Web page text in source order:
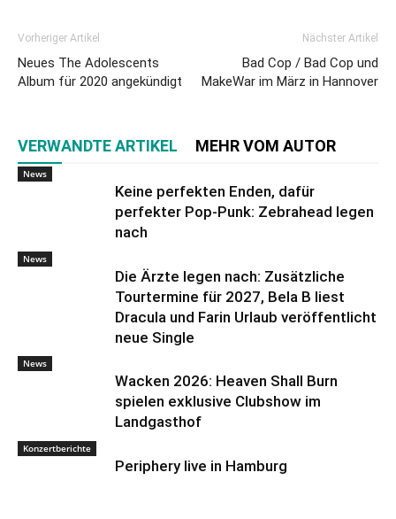
Vorheriger Artikel
Neues The Adolescents
Album für 2020 angekündigt
Nächster Artikel
Bad Cop / Bad Cop und
MakeWar im März in Hannover
VERWANDTE ARTIKEL MEHR VOM AUTOR
News
Keine perfekten Enden, dafür
perfekter Pop-Punk: Zebrahead legen
nach
News
Die Ärzte legen nach: Zusätzliche
Tourtermine für 2027, Bela B liest
Dracula und Farin Urlaub veröffentlicht
neue Single
News
Wacken 2026: Heaven Shall Burn
spielen exklusive Clubshow im
Landgasthof
Konzertberichte
Periphery live in Hamburg